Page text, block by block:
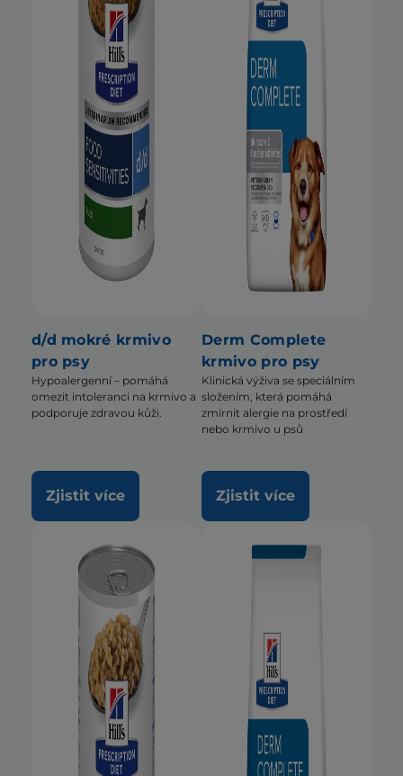
d/d mokré krmivo
pro psy
Hypoalergenní – pomáhá
omezit intoleranci na krmivo a
podporuje zdravou kůži.
Zjistit více
Derm Complete
krmivo pro psy
Klinická výživa se speciálním
složením, která pomáhá
zmírnit alergie na prostředí
nebo krmivo u psů
Zjistit více